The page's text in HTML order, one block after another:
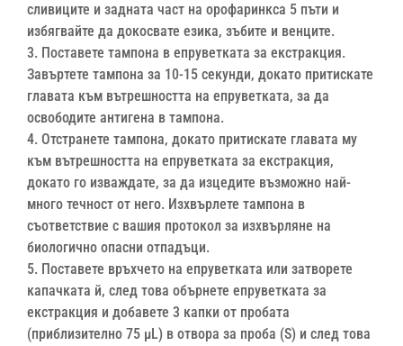
сливиците и задната част на орофаринкса 5 пъти и
избягвайте да докосвате езика, зъбите и венците.
3. Поставете тампона в епруветката за екстракция.
Завъртете тампона за 10-15 секунди, докато притискате
главата към вътрешността на епруветката, за да
освободите антигена в тампона.
4. Отстранете тампона, докато притискате главата му
към вътрешността на епруветката за екстракция,
докато го изваждате, за да изцедите възможно най-
много течност от него. Изхвърлете тампона в
съответствие с вашия протокол за изхвърляне на
биологично опасни отпадъци.
5. Поставете връхчето на епруветката или затворете
капачката й, след това обърнете епруветката за
екстракция и добавете 3 капки от пробата
(приблизително 75 μL) в отвора за проба (S) и след това